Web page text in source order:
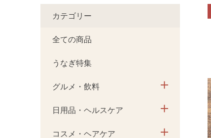
カテゴリー
全ての商品
うなぎ特集
グルメ・飲料
日用品・ヘルスケア
コスメ・ヘアケア